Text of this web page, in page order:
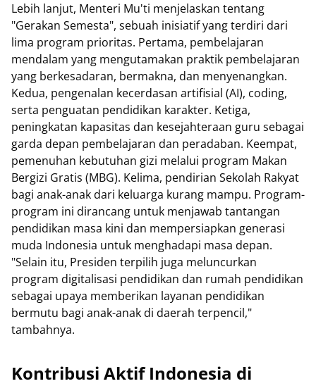
Lebih lanjut, Menteri Mu'ti menjelaskan tentang
"Gerakan Semesta", sebuah inisiatif yang terdiri dari
lima program prioritas. Pertama, pembelajaran
mendalam yang mengutamakan praktik pembelajaran
yang berkesadaran, bermakna, dan menyenangkan.
Kedua, pengenalan kecerdasan artifisial (AI), coding,
serta penguatan pendidikan karakter. Ketiga,
peningkatan kapasitas dan kesejahteraan guru sebagai
garda depan pembelajaran dan peradaban. Keempat,
pemenuhan kebutuhan gizi melalui program Makan
Bergizi Gratis (MBG). Kelima, pendirian Sekolah Rakyat
bagi anak-anak dari keluarga kurang mampu. Program-
program ini dirancang untuk menjawab tantangan
pendidikan masa kini dan mempersiapkan generasi
muda Indonesia untuk menghadapi masa depan.
"Selain itu, Presiden terpilih juga meluncurkan
program digitalisasi pendidikan dan rumah pendidikan
sebagai upaya memberikan layanan pendidikan
bermutu bagi anak-anak di daerah terpencil,"
tambahnya.
Kontribusi Aktif Indonesia di